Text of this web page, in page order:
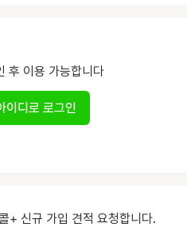
후 이용 가능합니다
이디로 로그인
+ 신규 가입 견적 요청합니다.